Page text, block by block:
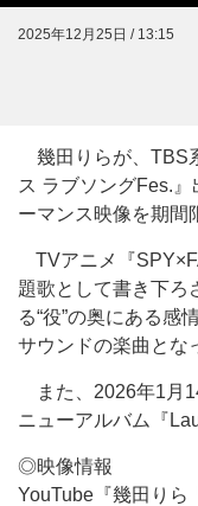
2025年12月25日 / 13:15
幾田りらが、TBS
ス ラブソングFes.』
ーマンス映像を期間
TVアニメ『
題歌として書き下ろ
る“役”の奥にある感
サウンドの楽曲とな
また、2026年1月
ニューアルバム『
◎映像情報
YouTube『幾田りら